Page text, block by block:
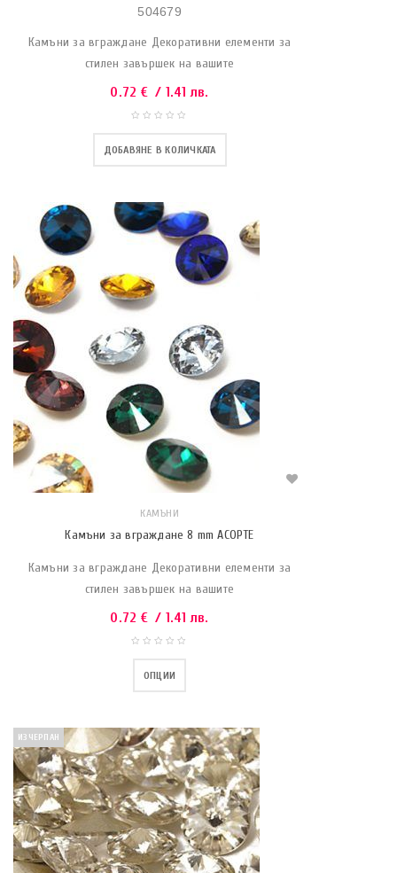
504679
Камъни за вграждане Декоративни елементи за
стилен завършек на вашите
0.72 € / 1.41 лв.
ДОБАВЯНЕ В КОЛИЧКАТА
КАМЪНИ
Камъни за вграждане 8 mm АСОРТЕ
Камъни за вграждане Декоративни елементи за
стилен завършек на вашите
0.72 € / 1.41 лв.
ОПЦИИ
ИЗЧЕРПАН